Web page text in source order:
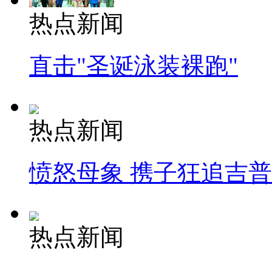
热点新闻
直击"圣诞泳装裸跑"
热点新闻
愤怒母象 携子狂追吉
热点新闻